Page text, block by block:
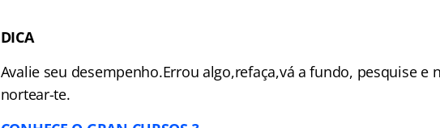
DICA
Avalie seu desempenho.Errou algo,refaça,vá a fundo, pesquise e
nortear-te.